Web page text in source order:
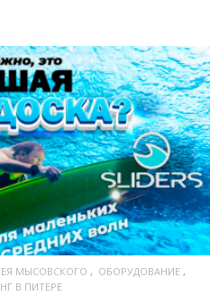
МЫСОВСКОГО
ОБОРУДОВАНИЕ
В ПИТЕРЕ